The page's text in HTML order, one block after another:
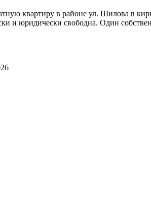
квартиру в районе ул. Шилова в
и юридически свободна. Один